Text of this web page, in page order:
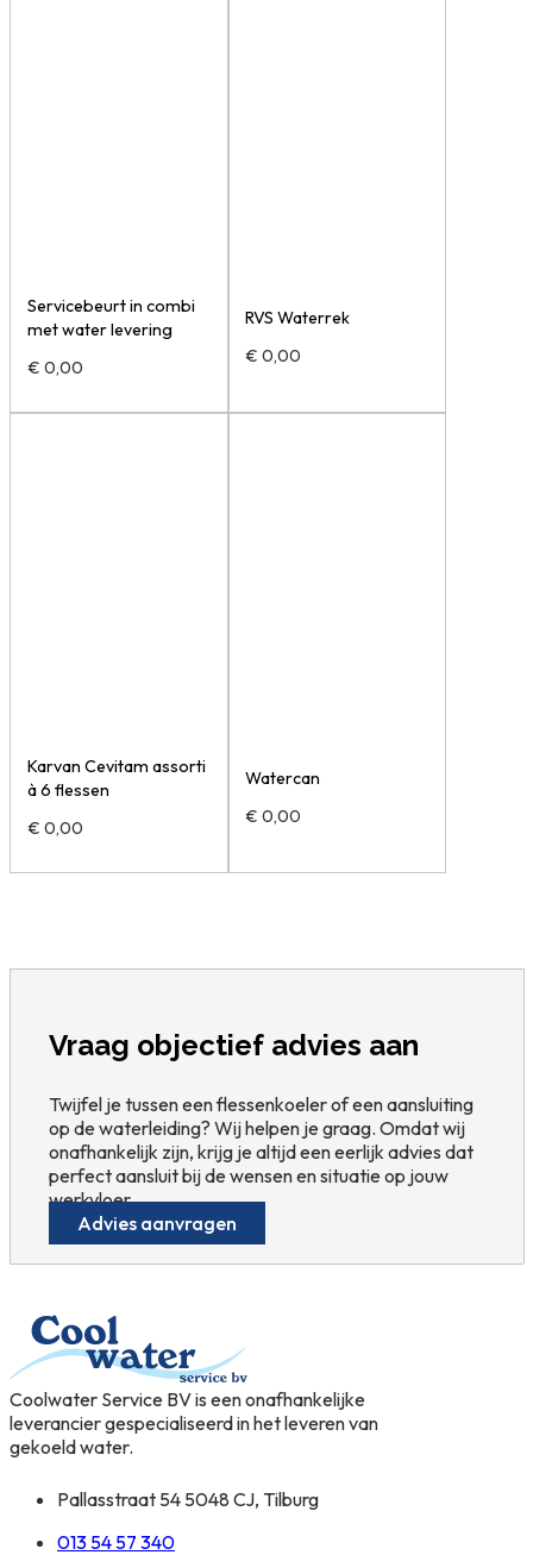
Servicebeurt in combi
met water levering
€ 0,00
RVS Waterrek
€ 0,00
Karvan Cevitam assorti
à 6 flessen
€ 0,00
Watercan
€ 0,00
Vraag objectief advies aan
Twijfel je tussen een flessenkoeler of een aansluiting
op de waterleiding? Wij helpen je graag. Omdat wij
onafhankelijk zijn, krijg je altijd een eerlijk advies dat
perfect aansluit bij de wensen en situatie op jouw
werkvloer.
Advies aanvragen
Coolwater Service BV is een onafhankelijke
leverancier gespecialiseerd in het leveren van
gekoeld water.
Pallasstraat 54 5048 CJ, Tilburg
013 54 57 340